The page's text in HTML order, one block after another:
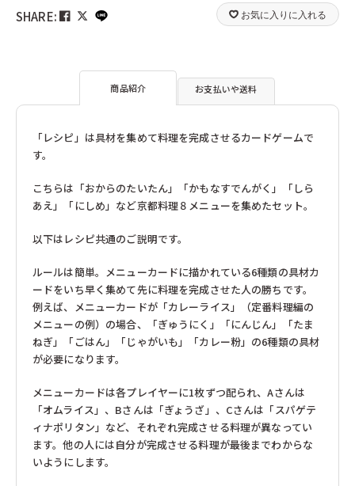
バイキングトイ（スウェーデン）
バンダイ（日本）
ビバリー（日本）
ピアトニック（オーストリア）
フォリア（ドイツ）
フランクギュンター（ドイツ）
フランク・バイヤー（ドイツ）
フラーデ（ドイツ）
フリドリン（ドイツ）
ブレイニーバンド（エストニア）
ブロック（日本）
ブントパピア（ドイツ）
プラントイ（タイ）
プレイマイス（ドイツ）
ヘニッヒ（ドイツ）
ヘラー（ドイツ）
ベリ・デザイン（ドイツ）
ホビージャパン（日本）
ホーナー（ドイツ）
ボーネルンド（日本）
ポングラッツ（ドイツ）
マグネットシュピーレ（ドイツ）
マスダヤ（日本）
マテル・インターナショナル（日本）
マテル（日本）
ミッキィ（スウェーデン）
ミュンダーエマイル（ドイツ）
メガハウス（日本）
ユシラ（フィンランド）
ヨシリツ（日本）
ラッセントレ（スウェーデン）
ラベンスバーガー（ドイツ）
リチャード・セルマー（ドイツ）
リヒャルトグレーザー（ドイツ）
リュルケ（ドイツ）
リュージュ（スイス）
リンゴプレイ（ドイツ）
シ
数
を
ら
数
や
SHARE: お気に入りに入れる
商品紹介
「レシピ」は具材を集めて料理を完成させるカードゲームで
す。
こちらは「おからのたいたん」「かもなすでんがく」「しら
あえ」「にしめ」など京都料理８メニューを集めたセット。
以下はレシピ共通のご説明です。
ルールは簡単。メニューカードに描かれている6種類の具材カ
ードをいち早く集めて先に料理を完成させた人の勝ちです。
例えば、メニューカードが「カレーライス」（定番料理編の
メニューの例）の場合、「ぎゅうにく」「にんじん」「たま
ねぎ」「ごはん」「じゃがいも」「カレー粉」の6種類の具材
が必要になります。
メニューカードは各プレイヤーに1枚ずつ配られ、Aさんは
「オムライス」、Bさんは「ぎょうざ」、Cさんは「スパゲテ
ィナポリタン」など、それぞれ完成させる料理が異なってい
ます。他の人には自分が完成させる料理が最後までわからな
いようにします。
お支払いや送料